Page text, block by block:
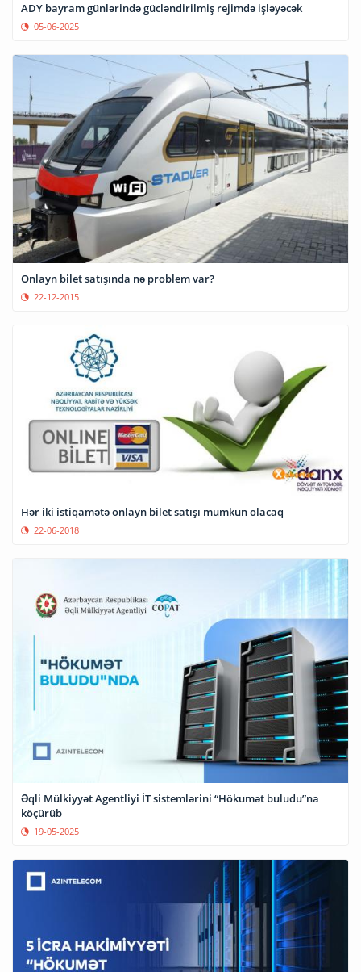
ADY bayram günlərində gücləndirilmiş rejimdə işləyəcək
05-06-2025
Onlayn bilet satışında nə problem var?
22-12-2015
Hər iki istiqamətə onlayn bilet satışı mümkün olacaq
22-06-2018
Əqli Mülkiyyət Agentliyi İT sistemlərini “Hökumət buludu”na
köçürüb
19-05-2025